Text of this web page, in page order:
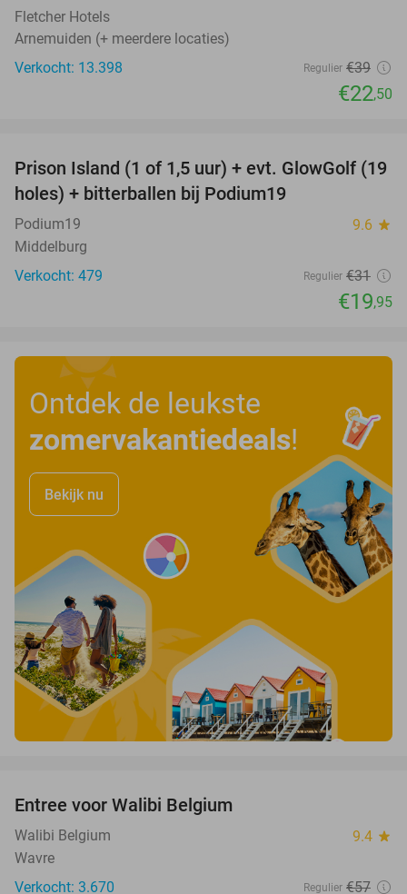
Fletcher Hotels
Arnemuiden (+ meerdere locaties)
Verkocht: 13.398
Regulier €39
€22,50
36%
Prison Island (1 of 1,5 uur) + evt. GlowGolf (19
holes) + bitterballen bij Podium19
Podium19 9.6 star
Middelburg
Verkocht: 479
Regulier €31
€19,95
Ontdek de leukste
zomervakantiedeals!
Bekijk nu
Entree voor Walibi Belgium
Walibi Belgium 9.4 star
Wavre
Verkocht: 3.670
Regulier €57